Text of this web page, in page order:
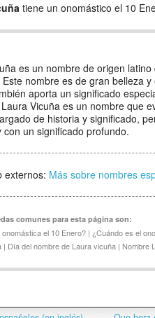
tiene un onomástico el 10
es un nombre de origen
nombre es de gran belleza
aporta un significado
Vicuña es un nombre que
de historia y significado,
con un significado profundo.
externos: Más sobre nombres
comunes para esta página son:
onomástica el 10 Enero? | ¿Cuándo es el
| Día del nombre de Laura vicuña | Nombre